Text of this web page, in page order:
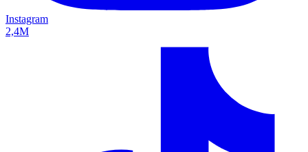
Instagram
2,4M